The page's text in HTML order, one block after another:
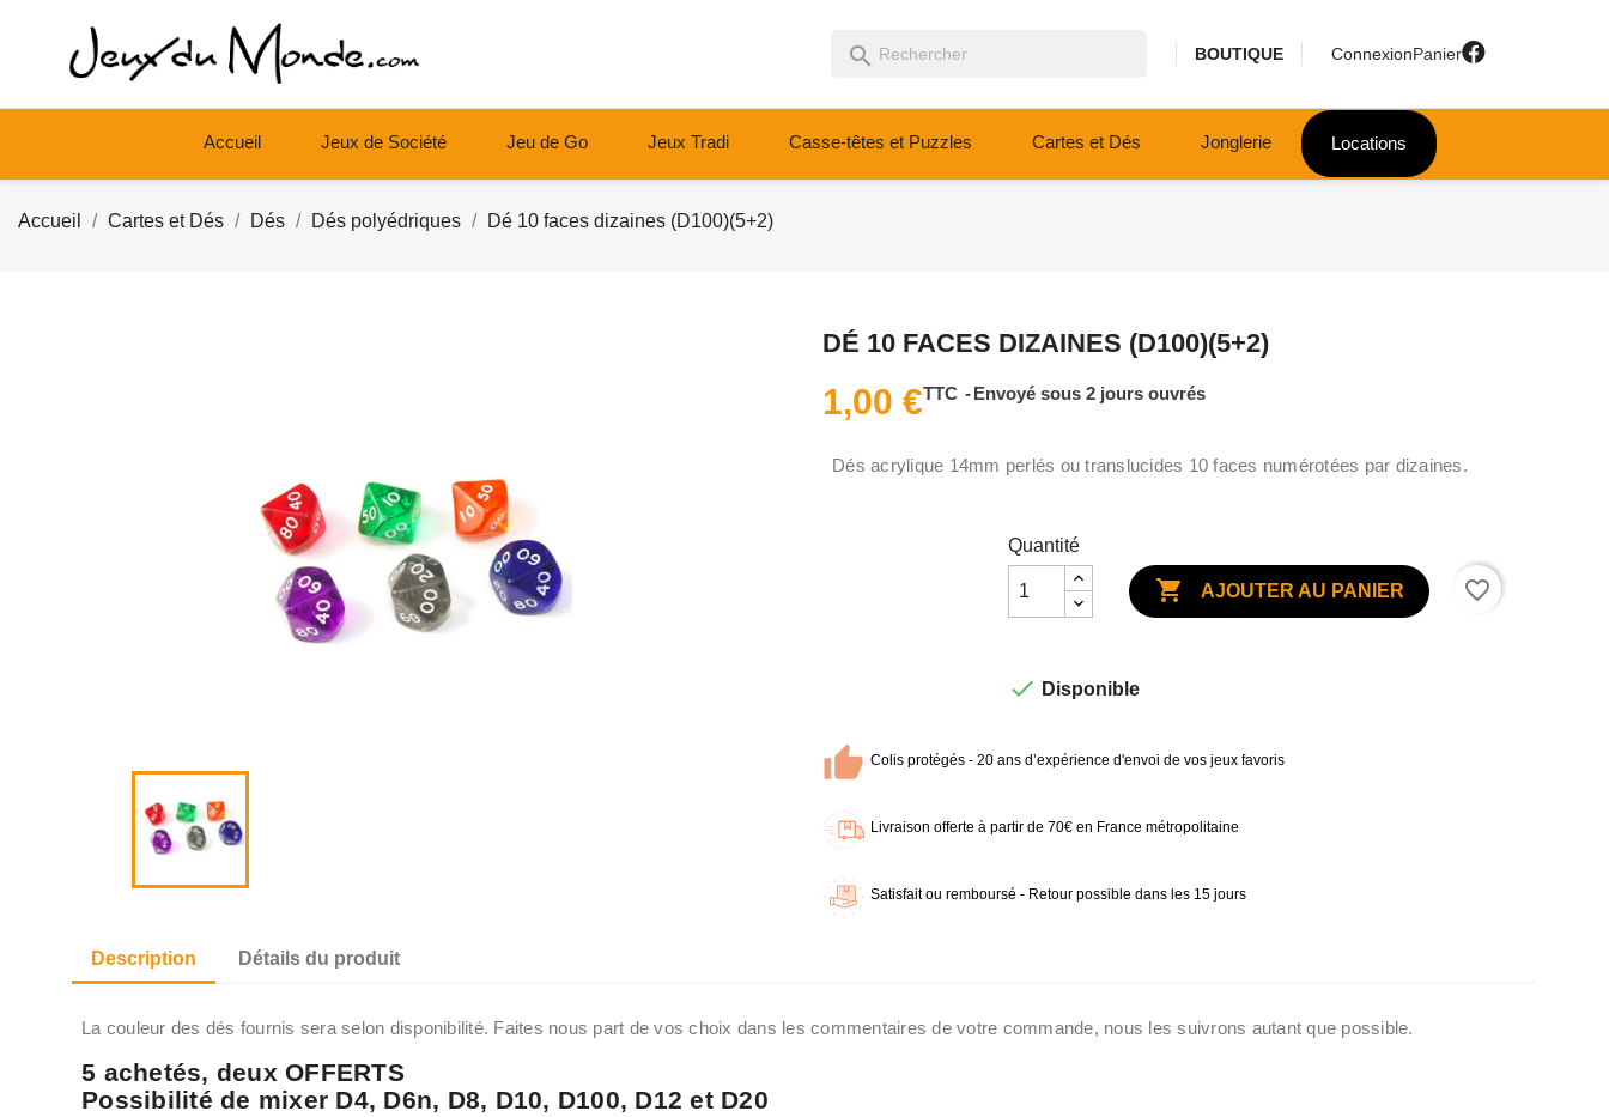
search BOUTIQUE ConnexionPanier
Accueil Jeux de Société Jeu de Go Jeux Tradi Casse-têtes et Puzzles Cartes et Dés Jonglerie Locations
Accueil Cartes et Dés Dés Dés polyédriques Dé 10 faces dizaines (D100)(5+2)
DÉ 10 FACES DIZAINES (D100)(5+2)
1,00 €TTC Envoyé sous 2 jours ouvrés
Dés acrylique 14mm perlés ou translucides 10 faces numérotées par dizaines.
Quantité
 AJOUTER AU PANIER favorite_border
 Disponible
Colis protégés - 20 ans d’expérience d'envoi de vos jeux favoris
Livraison offerte à partir de 70€ en France métropolitaine
Satisfait ou remboursé - Retour possible dans les 15 jours
Description Détails du produit
La couleur des dés fournis sera selon disponibilité. Faites nous part de vos choix dans les commentaires de votre commande, nous les suivrons autant que possible.
5 achetés, deux OFFERTS
Possibilité de mixer D4, D6n, D8, D10, D100, D12 et D20